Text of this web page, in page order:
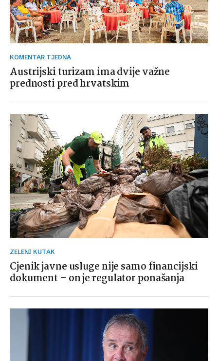
KOMENTAR TJEDNA
Austrijski turizam ima dvije važne
prednosti pred hrvatskim
ZELENI KUTAK
Cjenik javne usluge nije samo financijski
dokument – on je regulator ponašanja